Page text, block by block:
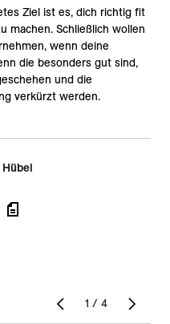
Ziel ist es, dich richtig fit
machen. Schließlich wollen
wenn deine
die besonders gut sind,
und die
verkürzt werden.
Hübel
1 / 4